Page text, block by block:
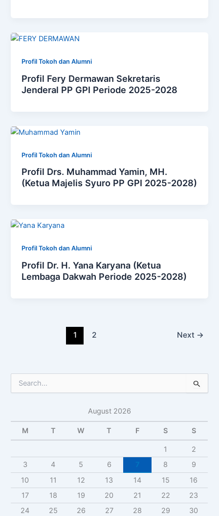
Profil Tokoh dan Alumni
Profil Fery Dermawan Sekretaris
Jenderal PP GPI Periode 2025-2028
Profil Tokoh dan Alumni
Profil Drs. Muhammad Yamin, MH.
(Ketua Majelis Syuro PP GPI 2025-2028)
Profil Tokoh dan Alumni
Profil Dr. H. Yana Karyana (Ketua
Lembaga Dakwah Periode 2025-2028)
1 2 Next →
e
c
f
:
August 2026
M T W T F S S
1
2
3
4 5 6 7 8
9
10
11 12 13 14 15
16
17
18 19 20 21 22
23
24
25 26 27 28 29
30